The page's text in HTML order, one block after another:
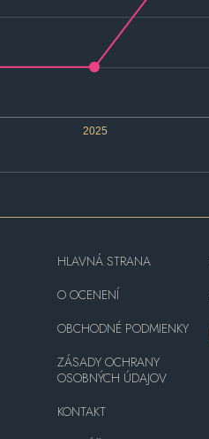
2025
HLAVNÁ STRANA
O OCENENÍ
OBCHODNÉ PODMIENKY
ZÁSADY OCHRANY
OSOBNÝCH ÚDAJOV
KONTAKT